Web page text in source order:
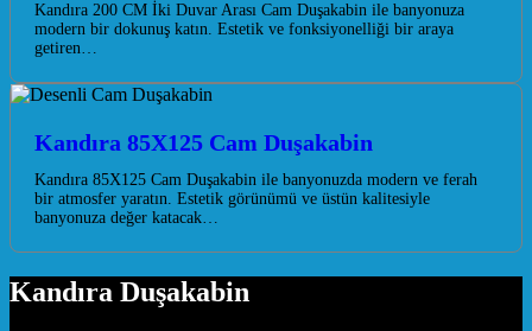
Kandıra 200 CM İki Duvar Arası Cam Duşakabin ile banyonuza
modern bir dokunuş katın. Estetik ve fonksiyonelliği bir araya
getiren…
Kandıra 85X125 Cam Duşakabin
Kandıra 85X125 Cam Duşakabin ile banyonuzda modern ve ferah
bir atmosfer yaratın. Estetik görünümü ve üstün kalitesiyle
banyonuza değer katacak…
Kandıra Duşakabin